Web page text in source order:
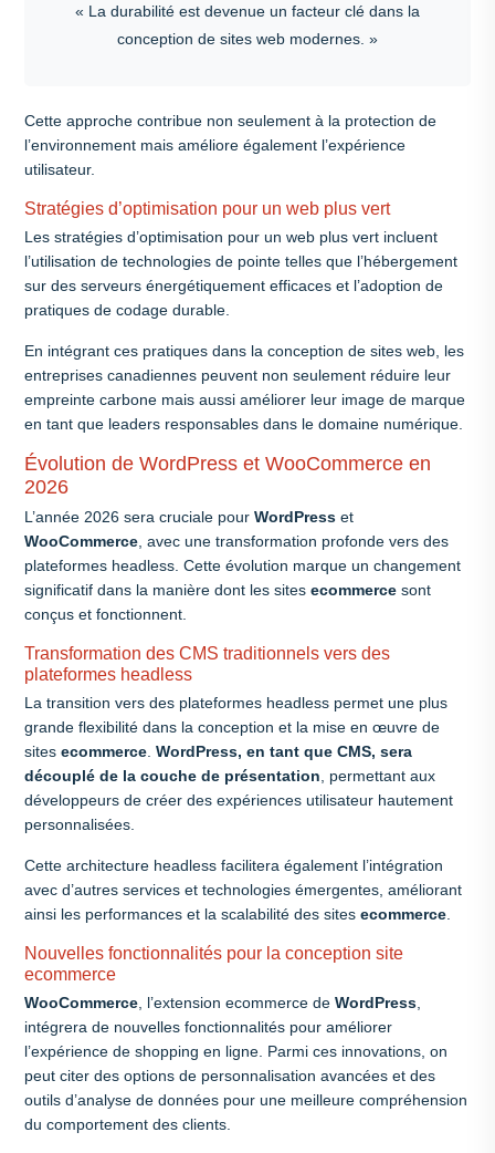
« La durabilité est devenue un facteur clé dans la
conception de sites web modernes. »
Cette approche contribue non seulement à la protection de
l’environnement mais améliore également l’expérience
utilisateur.
Stratégies d’optimisation pour un web plus vert
Les stratégies d’optimisation pour un web plus vert incluent
l’utilisation de technologies de pointe telles que l’hébergement
sur des serveurs énergétiquement efficaces et l’adoption de
pratiques de codage durable.
En intégrant ces pratiques dans la conception de sites web, les
entreprises canadiennes peuvent non seulement réduire leur
empreinte carbone mais aussi améliorer leur image de marque
en tant que leaders responsables dans le domaine numérique.
Évolution de WordPress et WooCommerce en
2026
L’année 2026 sera cruciale pour WordPress et
WooCommerce , avec une transformation profonde vers des
plateformes headless. Cette évolution marque un changement
significatif dans la manière dont les sites ecommerce sont
conçus et fonctionnent.
Transformation des CMS traditionnels vers des
plateformes headless
La transition vers des plateformes headless permet une plus
grande flexibilité dans la conception et la mise en œuvre de
sites ecommerce WordPress, en tant que CMS, sera
découplé de la couche de présentation , permettant aux
développeurs de créer des expériences utilisateur hautement
personnalisées.
Cette architecture headless facilitera également l’intégration
avec d’autres services et technologies émergentes, améliorant
ainsi les performances et la scalabilité des sites ecommerce
Nouvelles fonctionnalités pour la conception site
ecommerce
WooCommerce , l’extension ecommerce de WordPress
intégrera de nouvelles fonctionnalités pour améliorer
l’expérience de shopping en ligne. Parmi ces innovations, on
peut citer des options de personnalisation avancées et des
outils d’analyse de données pour une meilleure compréhension
du comportement des clients.